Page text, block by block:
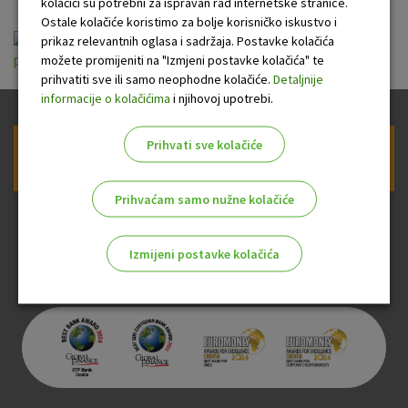
Godisnje kamatne stope u depozitnom
poslovanju vazece od 01. lipnja.pdf
Prijava na newsletter OTP banke
Ostale kolačiće koristimo za bolje korisničko iskustvo i
prikaz relevantnih oglasa i sadržaja. Postavke kolačića
možete promijeniti na "Izmjeni postavke kolačića" te
prihvatiti sve ili samo neophodne kolačiće. Detaljnije
informacije o kolačićima i njihovoj upotrebi.
Prihvati sve kolačiće
Prihvaćam samo nužne kolačiće
Izmijeni postavke kolačića